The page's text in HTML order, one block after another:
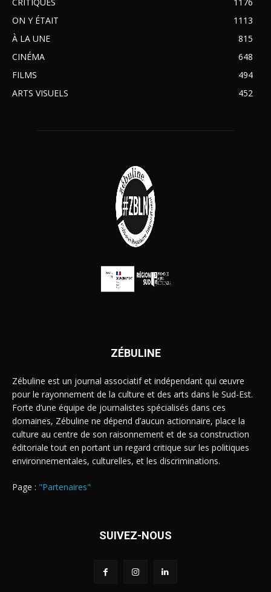
ON Y ÉTAIT
1113
À LA UNE
815
CINÉMA
648
FILMS
494
ARTS VISUELS
452
ZÉBULINE
Zébuline est un journal associatif et indépendant qui œuvre
pour le rayonnement de la culture et des arts dans le Sud-Est.
Forte d’une équipe de journalistes spécialisés dans ces
domaines, Zébuline ne dépend d’aucun actionnaire, place la
culture au centre de son raisonnement et de sa construction
éditoriale tout en portant un regard critique sur les politiques
environnementales, culturelles, et les discriminations.
Page : "Partenaires"
SUIVEZ-NOUS